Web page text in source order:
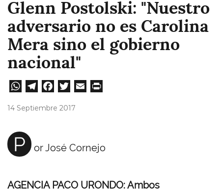
Glenn Postolski: "Nuestro
adversario no es Carolina
Mera sino el gobierno
nacional"
W
A
pp
Te
m
Fa
14 Septiembre 2017
P or José Cornejo
AGENCIA PACO URONDO: Ambos